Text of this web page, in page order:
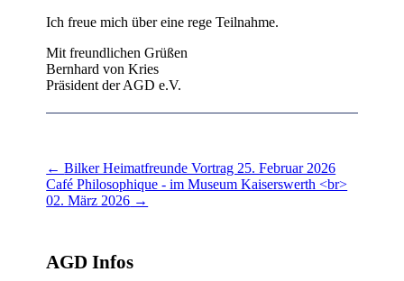
Ich freue mich über eine rege Teilnahme.
Mit freundlichen Grüßen
Bernhard von Kries
Präsident der AGD e.V.
←Bilker Heimatfreunde Vortrag 25. Februar 2026
Café Philosophique - im Museum Kaiserswerth <br>
02. März 2026 →
AGD Infos